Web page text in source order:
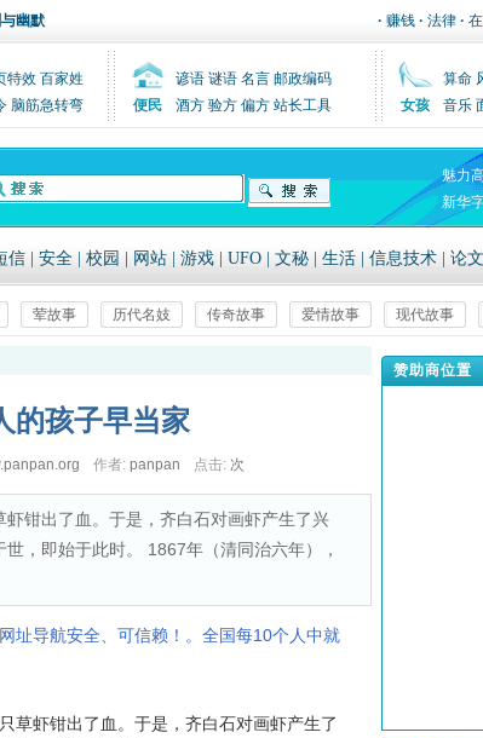
幽默 · 赚钱 · 法律 ·
特效 百家姓
脑筋急转弯
谚语 谜语 名言 邮政编码
便民
酒方 验方 偏方 站长工具
算命
女孩
音乐
魅力
新华
信 安全 校园 网站 游戏 UFO 文秘 生活 信息技术 论文
荤故事 历代名妓 传奇故事 爱情故事 现代故事
孩子早当家
作者: panpan 点击: 次
钳出了血。于是，齐白石对画虾产生了兴
，即始于此时。 1867年（清同治六年），
址导航安全、可信赖！。全国每10个人中就
虾钳出了血。于是，齐白石对画虾产生了
赞助商位置